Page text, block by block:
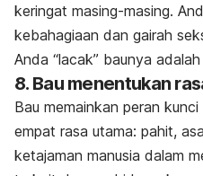
keringat masing-masing.
kebahagiaan dan gairah
Anda “lacak” baunya
8. Bau menentukan
Bau memainkan peran
empat rasa utama: pahit,
ketajaman manusia dalam